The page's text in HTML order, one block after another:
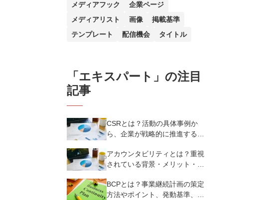
メディアフック
企業ページ
メディアリスト
画像
掲載基準
テンプレート
配信機会 タイトル
「エキスパート 」の注目
記事
CSRとは？活動の具体事例か
ら、企業が戦略的に推進する5
アカウンタビリティとは？重視
されている背景・メリット・実
など基礎知識を紹介
BCPとは？事業継続計画の策定
方法やポイント、発動基準、リ